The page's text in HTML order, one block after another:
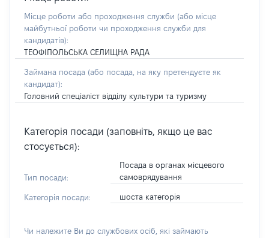
Місце роботи або проходження служби (або місце
майбутньої роботи чи проходження служби для
кандидатів):
ТЕОФІПОЛЬСЬКА СЕЛИЩНА РАДА
Займана посада (або посада, на яку претендуєте як
кандидат):
Головний спеціаліст відділу культури та туризму
Категорія посади (заповніть, якщо це вас
стосується):
Тип посади:
Посада в органах місцевого
самоврядування
Категорія посади: шоста категорія
Чи належите Ви до службових осіб, які займають